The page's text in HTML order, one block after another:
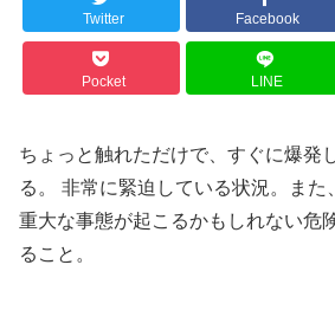
Twitter Facebook
Pocket LINE
ちょっと触れただけで、すぐに爆発
る。 非常に緊迫している状況。また
重大な事態が起こるかもしれない危
ること。